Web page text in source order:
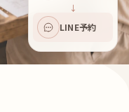
↓
LINE予約